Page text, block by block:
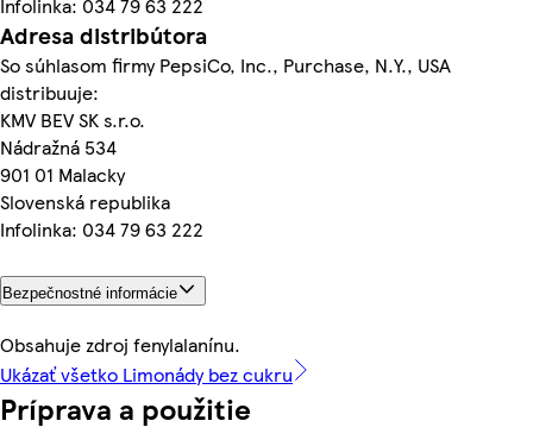
Infolinka: 034 79 63 222
Adresa distribútora
So súhlasom firmy PepsiCo, Inc., Purchase, N.Y., USA
distribuuje:
KMV BEV SK s.r.o.
Nádražná 534
901 01 Malacky
Slovenská republika
Infolinka: 034 79 63 222
Bezpečnostné informácie
Obsahuje zdroj fenylalanínu.
Ukázať všetko Limonády bez cukru
Príprava a použitie